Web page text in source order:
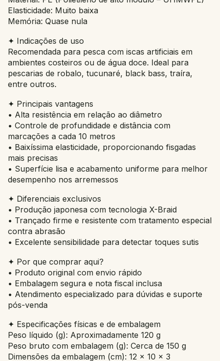
Elasticidade: Muito baixa
Memória: Quase nula
✦ Indicações de uso
Recomendada para pesca com iscas artificiais em
ambientes costeiros ou de água doce. Ideal para
pescarias de robalo, tucunaré, black bass, traíra,
entre outros.
✦ Principais vantagens
• Alta resistência em relação ao diâmetro
• Controle de profundidade e distância com
marcações a cada 10 metros
• Baixíssima elasticidade, proporcionando fisgadas
mais precisas
• Superfície lisa e acabamento uniforme para melhor
desempenho nos arremessos
✦ Diferenciais exclusivos
• Produção japonesa com tecnologia X-Braid
• Trançado firme e resistente com tratamento especial
contra abrasão
• Excelente sensibilidade para detectar toques sutis
✦ Por que comprar aqui?
• Produto original com envio rápido
• Embalagem segura e nota fiscal inclusa
• Atendimento especializado para dúvidas e suporte
pós-venda
✦ Especificações físicas e de embalagem
Peso líquido (g): Aproximadamente 120 g
Peso bruto com embalagem (g): Cerca de 150 g
Dimensões da embalagem (cm): 12 × 10 × 3